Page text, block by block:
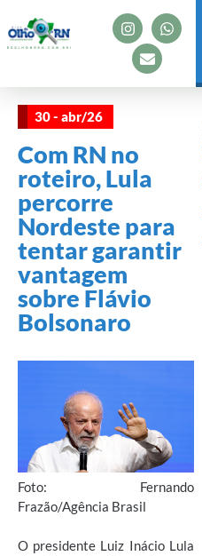
30 - abr/26
Com RN no
roteiro, Lula
percorre
Nordeste para
tentar garantir
vantagem
sobre Flávio
Bolsonaro
Foto: Fernando
Frazão/Agência Brasil
O presidente Luiz Inácio Lula